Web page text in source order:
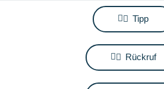
Tipp
Rückruf